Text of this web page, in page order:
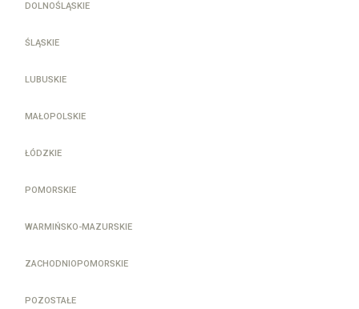
DOLNOŚLĄSKIE
ŚLĄSKIE
LUBUSKIE
MAŁOPOLSKIE
ŁÓDZKIE
POMORSKIE
WARMIŃSKO-MAZURSKIE
ZACHODNIOPOMORSKIE
POZOSTAŁE